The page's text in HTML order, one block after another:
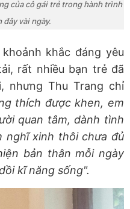
của cô gái trẻ trong hành trình
đây vài ngày.
khắc đáng yêu
rất nhiều bạn trẻ đã
nhưng Thu Trang chỉ
thích được khen, em
quan tâm, dành tình
nghĩ xinh thôi chưa đủ
bản thân mỗi ngày
kĩ năng sống".